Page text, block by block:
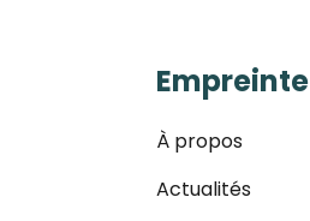
Empreinte
À propos
Actualités